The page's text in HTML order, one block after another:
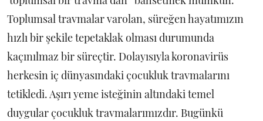
Toplumsal travmalar varolan, süreğen hayatımızın
hızlı bir şekile tepetaklak olması durumunda
kaçınılmaz bir süreçtir. Dolayısıyla koronavirüs
herkesin iç dünyasındaki çocukluk travmalarını
tetikledi. Aşırı yeme isteğinin altındaki temel
duygular çocukluk travmalarımızdır. Bugünkü